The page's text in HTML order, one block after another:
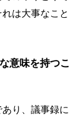
は大事なこと
意味を持つこ
り、議事録に